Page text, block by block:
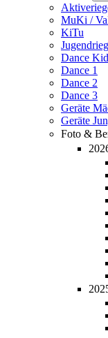
MuKi /
KiTu
Dance
Dance 1
Dance 2
Dance 3
Geräte
Geräte
Foto &